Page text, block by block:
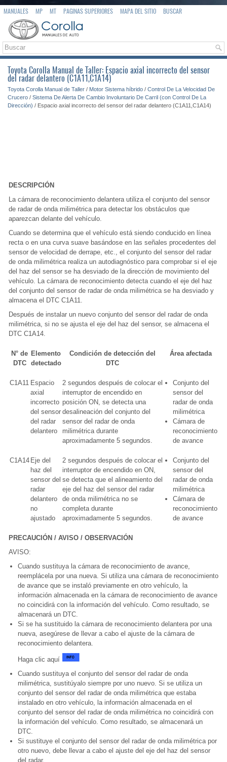
MANUALES MP MT PAGINAS SUPERIORES MAPA DEL SITIO BUSCAR
Toyota Corolla Manual de Taller: Espacio axial incorrecto del sensor
del radar delantero (C1A11,C1A14)
Toyota Corolla Manual de Taller / Motor Sistema híbrido / Control De La Velocidad De
Crucero / Sistema De Alerta De Cambio Involuntario De Carril (con Control De La
Dirección) / Espacio axial incorrecto del sensor del radar delantero (C1A11,C1A14)
DESCRIPCIÓN
La cámara de reconocimiento delantera utiliza el conjunto del sensor
de radar de onda milimétrica para detectar los obstáculos que
aparezcan delante del vehículo.
Cuando se determina que el vehículo está siendo conducido en línea
recta o en una curva suave basándose en las señales procedentes del
sensor de velocidad de derrape, etc., el conjunto del sensor del radar
de onda milimétrica realiza un autodiagnóstico para comprobar si el eje
del haz del sensor se ha desviado de la dirección de movimiento del
vehículo. La cámara de reconocimiento detecta cuando el eje del haz
del conjunto del sensor de radar de onda milimétrica se ha desviado y
almacena el DTC C1A11.
Después de instalar un nuevo conjunto del sensor del radar de onda
milimétrica, si no se ajusta el eje del haz del sensor, se almacena el
DTC C1A14.
N° de
DTC
Elemento
detectado
Condición de detección del
DTC
Área afectada
C1A11 Espacio
axial
incorrecto
del sensor
del radar
delantero
2 segundos después de colocar el
interruptor de encendido en
posición ON, se detecta una
desalineación del conjunto del
sensor del radar de onda
milimétrica durante
aproximadamente 5 segundos.
Conjunto del
sensor del
radar de onda
milimétrica
Cámara de
reconocimiento
de avance
C1A14 Eje del
haz del
sensor del
radar
delantero
no
ajustado
2 segundos después de colocar el
interruptor de encendido en ON,
se detecta que el alineamiento del
eje del haz del sensor del radar
de onda milimétrica no se
completa durante
aproximadamente 5 segundos.
Conjunto del
sensor del
radar de onda
milimétrica
Cámara de
reconocimiento
de avance
PRECAUCIÓN / AVISO / OBSERVACIÓN
AVISO:
Cuando sustituya la cámara de reconocimiento de avance,
reemplácela por una nueva. Si utiliza una cámara de reconocimiento
de avance que se instaló previamente en otro vehículo, la
información almacenada en la cámara de reconocimiento de avance
no coincidirá con la información del vehículo. Como resultado, se
almacenará un DTC.
Si se ha sustituido la cámara de reconocimiento delantera por una
nueva, asegúrese de llevar a cabo el ajuste de la cámara de
reconocimiento delantera.
Haga clic aquí
Cuando sustituya el conjunto del sensor del radar de onda
milimétrica, sustitúyalo siempre por uno nuevo. Si se utiliza un
conjunto del sensor del radar de onda milimétrica que estaba
instalado en otro vehículo, la información almacenada en el
conjunto del sensor del radar de onda milimétrica no coincidirá con
la información del vehículo. Como resultado, se almacenará un
DTC.
Si sustituye el conjunto del sensor del radar de onda milimétrica por
otro nuevo, debe llevar a cabo el ajuste del eje del haz del sensor
del radar.